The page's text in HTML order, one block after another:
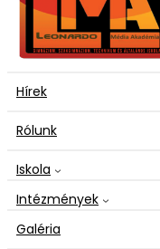
Hírek
Rólunk
Iskola
Intézmények
Galéria